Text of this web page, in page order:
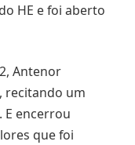
HE e foi aberto
Antenor
recitando um
E encerrou
que foi